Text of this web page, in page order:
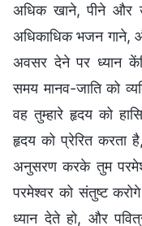
अधिक खाने, पीने और
अधिकाधिक भजन गाने,
अवसर देने पर ध्यान
समय मानव-जाति को
वह तुम्हारे हृदय को
हृदय को प्रेरित करता
अनुसरण करके तुम
परमेश्वर को संतुष्ट
ध्यान देते हो, और